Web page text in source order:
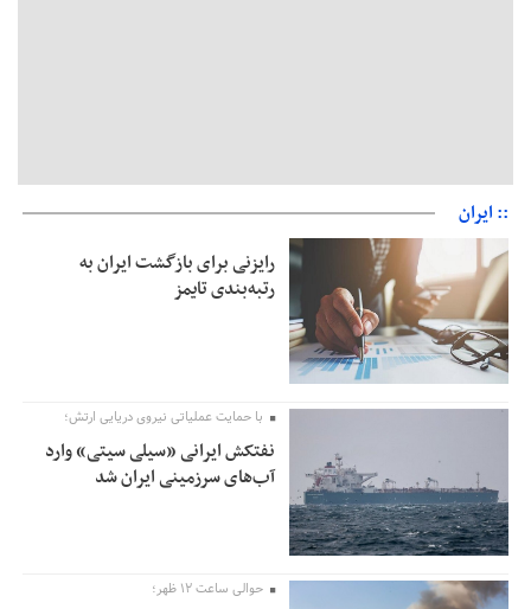
:: ایران
رایزنی برای بازگشت ایران به
رتبه‌بندی تایمز
با حمایت عملیاتی نیروی دریایی ارتش؛
نفتکش ایرانی «سیلی سیتی» وارد
آب‌های سرزمینی ایران شد
حوالی ساعت ۱۲ ظهر؛